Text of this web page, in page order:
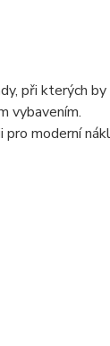
při kterých
vybavením.
moderní